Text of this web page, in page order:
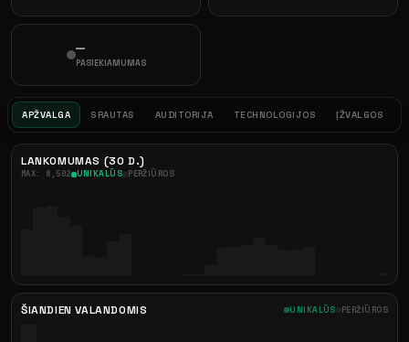
—
PASIEKIAMUMAS
APŽVALGA SRAUTAS AUDITORIJA TECHNOLOGIJOS ĮŽVALGOS
LANKOMUMAS (30 D.)
MAX: 8,502 UNIKALŪS PERŽIŪROS
ŠIANDIEN VALANDOMIS UNIKALŪS PERŽIŪROS